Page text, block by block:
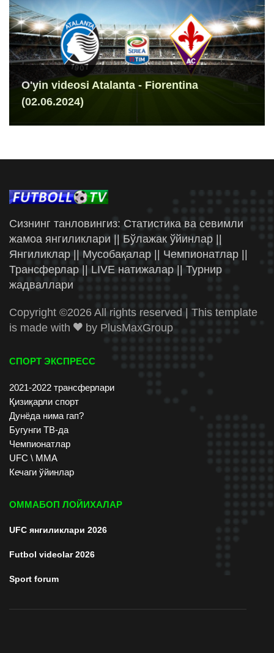
O'yin videosi Atalanta - Fiorentina
(02.06.2024)
Сизнинг танловингиз: Статистика ва севимли
жамоа янгиликлари || Бўлажак ўйинлар ||
Янгиликлар || Мусобақалар || Чемпионатлар ||
Трансферлар || LIVE натижалар || Турнир
жадваллари
Copyright ©2026 All rights reserved | This template
is made with
by PlusMaxGroup
СПОРТ ЭКСПРЕСС
2021-2022 трансферлари
Қизиқарли спорт
Дунёда нима гап?
Бугунги ТВ-да
Чемпионатлар
UFC \ ММА
Кечаги ўйинлар
ОММАБОП ЛОЙИХАЛАР
UFC янгиликлари 2026
Futbol videolar 2026
Sport forum